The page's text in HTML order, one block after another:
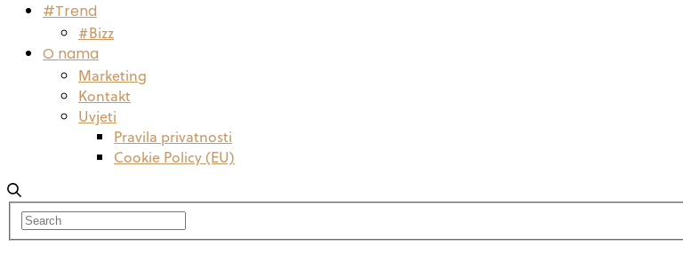
#Trend
#Bizz
O nama
Marketing
Kontakt
Uvjeti
Pravila privatnosti
Cookie Policy (EU)